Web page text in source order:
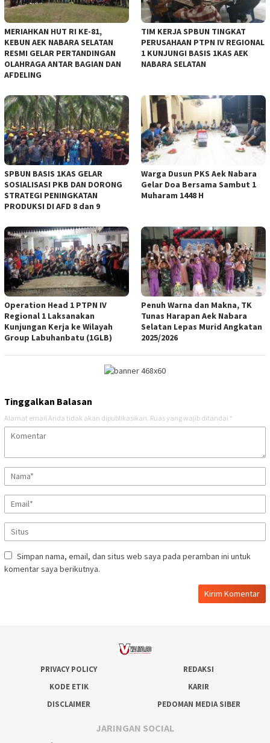
MERIAHKAN HUT RI KE-81,
KEBUN AEK NABARA SELATAN
RESMI GELAR PERTANDINGAN
OLAHRAGA ANTAR BAGIAN DAN
AFDELING
TIM KERJA SPBUN TINGKAT
PERUSAHAAN PTPN IV REGIONAL
1 KUNJUNGI BASIS 1KAS AEK
NABARA SELATAN
‎SPBUN BASIS 1KAS GELAR
SOSIALISASI PKB DAN DORONG
STRATEGI PENINGKATAN
PRODUKSI DI AFD 8 dan 9
‎Warga Dusun PKS Aek Nabara
Gelar Doa Bersama Sambut 1
Muharam 1448 H
Operation Head 1 PTPN IV
Regional 1 Laksanakan
Kunjungan Kerja ke Wilayah
Group Labuhanbatu (1GLB)
Penuh Warna dan Makna, TK
Tunas Harapan Aek Nabara
Selatan Lepas Murid Angkatan
2025/2026
Tinggalkan Balasan
Alamat email Anda tidak akan dipublikasikan. Ruas yang wajib ditandai *
Simpan nama, email, dan situs web saya pada peramban ini untuk
komentar saya berikutnya.
PRIVACY POLICY
REDAKSI
KODE ETIK
KARIR
DISCLAIMER
PEDOMAN MEDIA SIBER
JARINGAN SOCIAL